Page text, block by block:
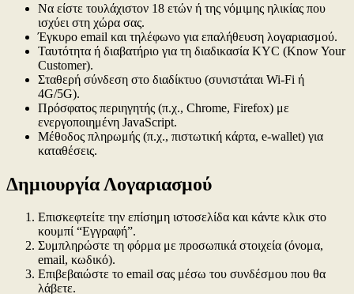
Να είστε τουλάχιστον 18 ετών ή της νόμιμης ηλικίας που
ισχύει στη χώρα σας.
Έγκυρο email και τηλέφωνο για επαλήθευση λογαριασμού.
Ταυτότητα ή διαβατήριο για τη διαδικασία KYC (Know Your
Customer).
Σταθερή σύνδεση στο διαδίκτυο (συνιστάται Wi-Fi ή
4G/5G).
Πρόσφατος περιηγητής (π.χ., Chrome, Firefox) με
ενεργοποιημένη JavaScript.
Μέθοδος πληρωμής (π.χ., πιστωτική κάρτα, e-wallet) για
καταθέσεις.
Δημιουργία Λογαριασμού
Επισκεφτείτε την επίσημη ιστοσελίδα και κάντε κλικ στο
κουμπί “Εγγραφή”.
Συμπληρώστε τη φόρμα με προσωπικά στοιχεία (όνομα,
email, κωδικό).
Επιβεβαιώστε το email σας μέσω του συνδέσμου που θα
λάβετε.